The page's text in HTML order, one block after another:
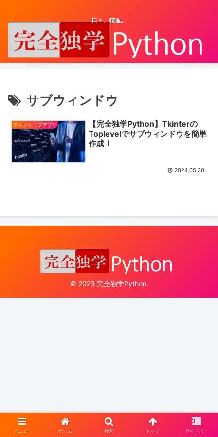
日々、精進。
サブウィンドウ
デスクトップアプリ
【完全独学Python】Tkinterの
Toplevelでサブウィンドウを簡単
作成！
2024.05.30
© 2023 完全独学Python.
メニュー ホーム 検索 トップ サイドバー